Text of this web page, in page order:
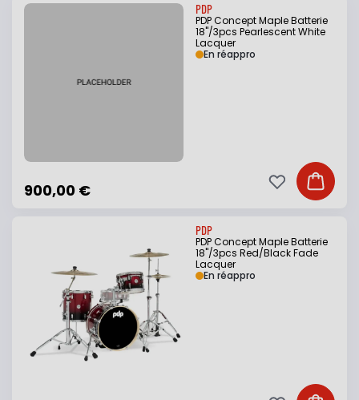
PDP
PDP Concept Maple Batterie
18"/3pcs Pearlescent White
Lacquer
900,00 €
En réappro
Ajouter
Ajouter à ma
PDP
PDP Concept Maple Batterie
18"/3pcs Red/Black Fade
Lacquer
En réappro